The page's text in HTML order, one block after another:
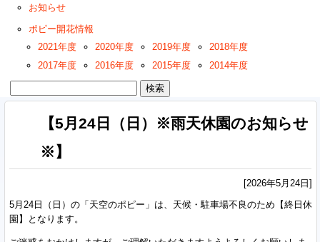
お知らせ
ポピー開花情報
2021年度
2020年度 2019年度
2018年度
2017年度
2016年度 2015年度
2014年度
索:
【5月24日（日）※雨天休園のお知らせ
※】
[2026年5月24日]
5月24日（日）の「天空のポピー」は、天候・駐車場不良のため【終日休
園】となります。